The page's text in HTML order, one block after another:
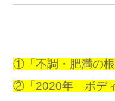
①「不調・肥満の
②「2020年 ボデ